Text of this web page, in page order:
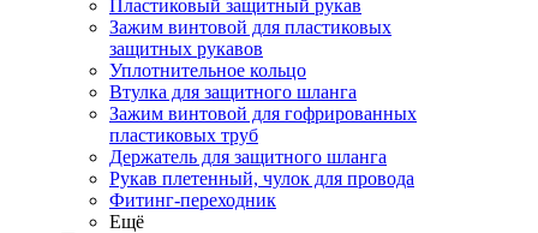
Пластиковый защитный рукав
Зажим винтовой для пластиковых
защитных рукавов
Уплотнительное кольцо
Втулка для защитного шланга
Зажим винтовой для гофрированных
пластиковых труб
Держатель для защитного шланга
Рукав плетенный, чулок для провода
Фитинг-переходник
Ещё